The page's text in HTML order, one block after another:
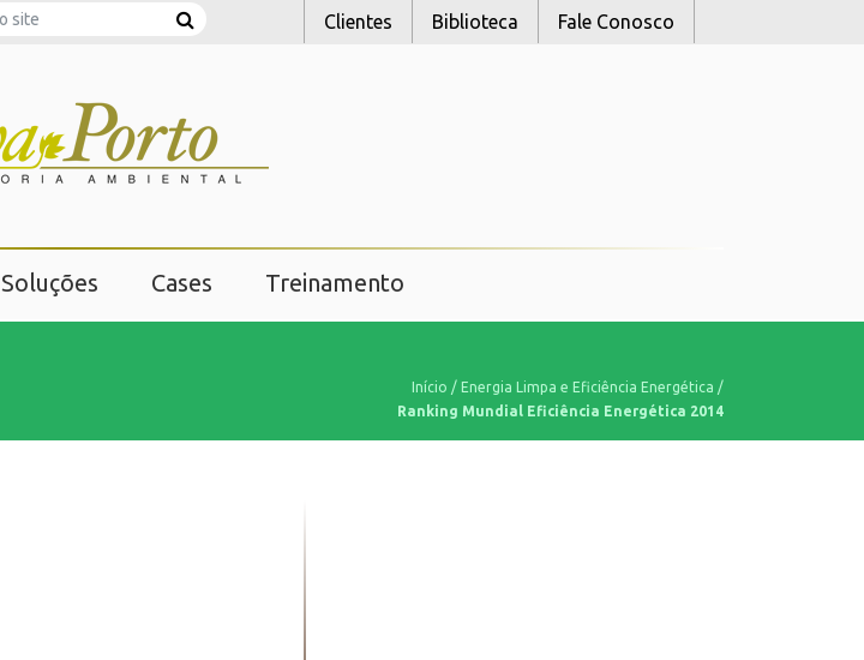
Clientes Biblioteca Fale Conosco
Soluções Cases Treinamento
Início / Energia Limpa e Eficiência Energética /
Ranking Mundial Eficiência Energética 2014